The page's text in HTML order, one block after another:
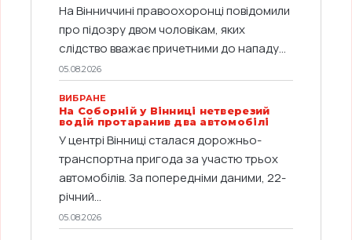
На Вінниччині правоохоронці повідомили
про підозру двом чоловікам, яких
слідство вважає причетними до нападу...
05.08.2026
ВИБРАНЕ
На Соборній у Вінниці нетверезий
водій протаранив два автомобілі
У центрі Вінниці сталася дорожньо-
транспортна пригода за участю трьох
автомобілів. За попередніми даними, 22-
річний...
05.08.2026